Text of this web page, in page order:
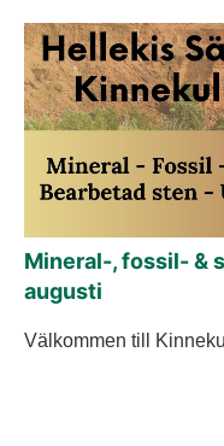
Mineral-, fossil- &
augusti
Välkommen till